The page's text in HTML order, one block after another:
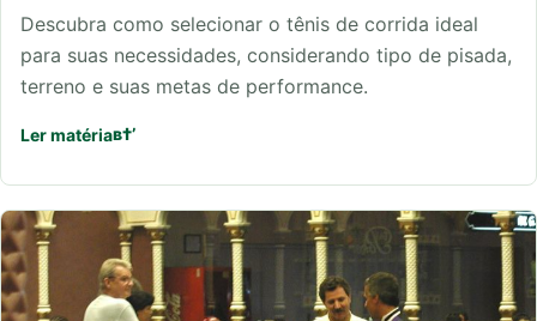
Descubra como selecionar o tênis de corrida ideal
para suas necessidades, considerando tipo de pisada,
terreno e suas metas de performance.
Ler matéria